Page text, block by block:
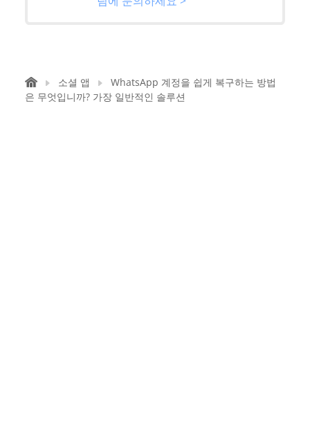
소셜 앱
WhatsApp 계정을 쉽게 복구하는 방법
은 무엇입니까? 가장 일반적인 솔루션